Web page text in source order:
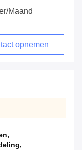
Maand
opnemen
,
,